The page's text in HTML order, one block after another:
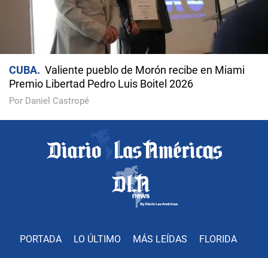
CUBA
Valiente pueblo de Morón recibe en Miami
Premio Libertad Pedro Luis Boitel 2026
Por Daniel Castropé
PORTADA LO ÚLTIMO MÁS LEÍDAS FLORIDA